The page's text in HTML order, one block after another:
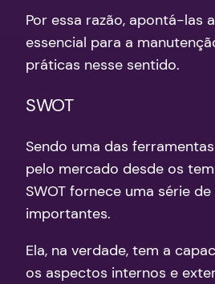
Por essa razão, apontá-las
essencial para a
práticas nesse sentido.
SWOT
Sendo uma das
pelo mercado desde os
SWOT fornece uma série
importantes.
Ela, na verdade, tem a
os aspectos internos e